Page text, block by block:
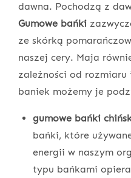
dawna. Pochodzą z
Gumowe bańki
ze skórką
naszej cery. Maja
zależności od rozmiaru
baniek możemy je
gumowe bańki
bańki, które
energii w naszym
typu bańkami